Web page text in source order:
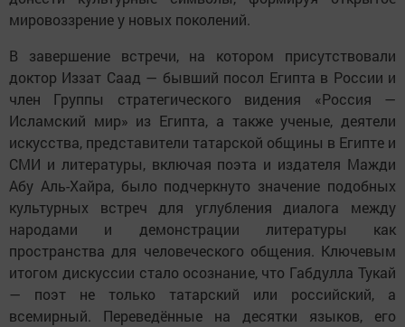
мировоззрение у новых поколений.
В завершение встречи, на котором присутствовали
доктор Иззат Саад — бывший посол Египта в России и
член Группы стратегического видения «Россия —
Исламский мир» из Египта, а также ученые, деятели
искусства, представители татарской общины в Египте и
СМИ и литературы, включая поэта и издателя Мажди
Абу Аль-Хайра, было подчеркнуто значение подобных
культурных встреч для углубления диалога между
народами и демонстрации литературы как
пространства для человеческого общения. Ключевым
итогом дискуссии стало осознание, что Габдулла Тукай
— поэт не только татарский или российский, а
всемирный. Переведённые на десятки языков, его